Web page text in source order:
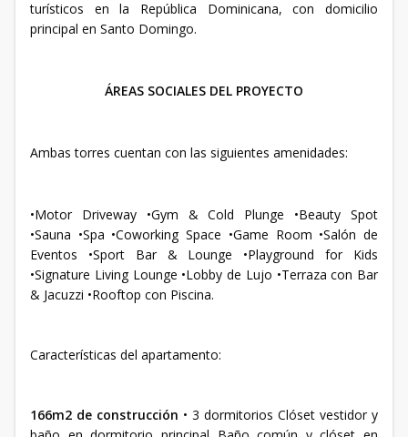
turísticos en la República Dominicana, con domicilio
principal en Santo Domingo.
ÁREAS SOCIALES DEL PROYECTO
Ambas torres cuentan con las siguientes amenidades:
•Motor Driveway •Gym & Cold Plunge •Beauty Spot
•Sauna •Spa •Coworking Space •Game Room •Salón de
Eventos •Sport Bar & Lounge •Playground for Kids
•Signature Living Lounge •Lobby de Lujo •Terraza con Bar
& Jacuzzi •Rooftop con Piscina.
Características del apartamento:
166m2 de construcción • 3 dormitorios Clóset vestidor y